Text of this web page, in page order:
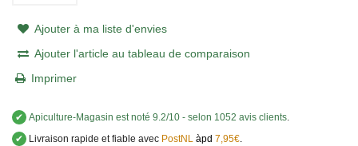
Ajouter à ma liste d'envies
Ajouter l'article au tableau de comparaison
Imprimer
✔ Apiculture-Magasin est noté 9.2/10 - selon 1052 avis clients.
✔
Livraison rapide et fiable avec PostNL àpd 7,95€.